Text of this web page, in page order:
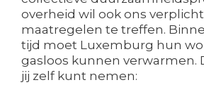
overheid wil ook ons
maatregelen te treffen.
tijd moet Luxemburg hun
gasloos kunnen verwarmen.
jij zelf kunt nemen: